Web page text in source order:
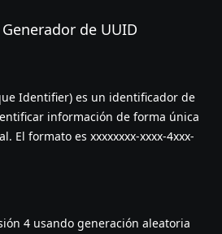
de UUID
Identifier) es un identificador de
información de forma única
El formato es xxxxxxxx-xxxx-4xxx-
4 usando generación aleatoria